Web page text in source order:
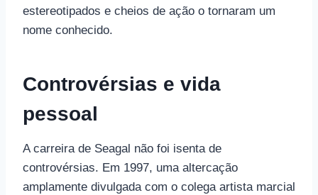
estereotipados e cheios de ação o tornaram um
nome conhecido.
Controvérsias e vida
pessoal
A carreira de Seagal não foi isenta de
controvérsias. Em 1997, uma altercação
amplamente divulgada com o colega artista marcial